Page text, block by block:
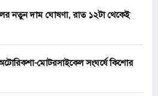
নতুন দাম ঘোষণা, রাত ১২টা থেকেই
মোটরসাইকেল সংঘর্ষে কিশোর